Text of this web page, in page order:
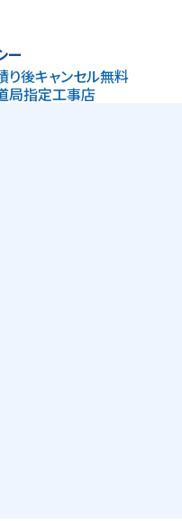
ー
り後キャンセル無料
局指定工事店